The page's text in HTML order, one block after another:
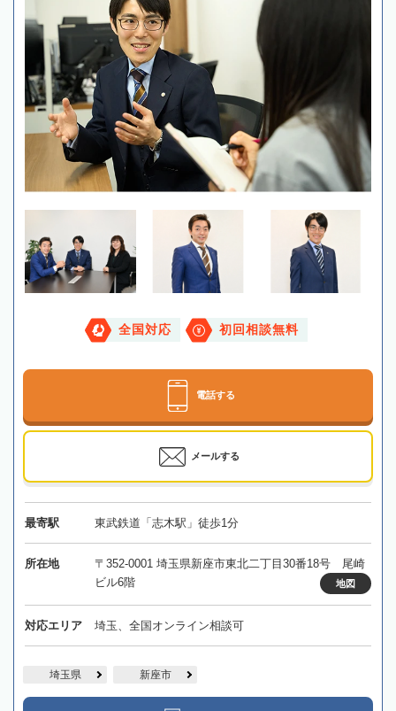
全国対応 初回相談無料
電話する
メールする
最寄駅 東武鉄道「志木駅」徒歩1分
所在地
〒352-0001 埼玉県新座市東北二丁目30番18号 尾崎
ビル6階
地図
対応エリア 埼玉、全国オンライン相談可
埼玉県 新座市